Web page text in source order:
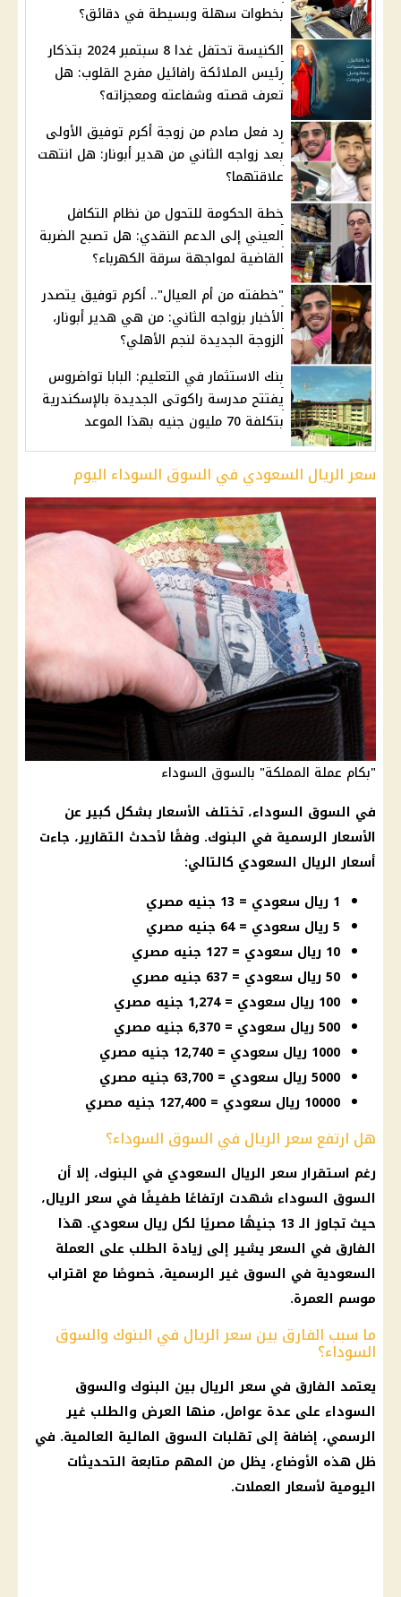
بخطوات سهلة وبسيطة في دقائق؟
الكنيسة تحتفل غدا 8 سبتمبر 2024 بتذكار
رئيس الملائكة رافائيل مفرح القلوب: هل
تعرف قصته وشفاعته ومعجزاته؟
رد فعل صادم من زوجة أكرم توفيق الأولى
بعد زواجه الثاني من هدير أبونار: هل انتهت
علاقتهما؟
خطة الحكومة للتحول من نظام التكافل
العيني إلى الدعم النقدي: هل تصبح الضربة
القاضية لمواجهة سرقة الكهرباء؟
"خطفته من أم العيال".. أكرم توفيق يتصدر
الأخبار بزواجه الثاني: من هي هدير أبونار،
الزوجة الجديدة لنجم الأهلي؟
بنك الاستثمار في التعليم: البابا تواضروس
يفتتح مدرسة راكوتى الجديدة بالإسكندرية
بتكلفة 70 مليون جنيه بهذا الموعد
سعر الريال السعودي في السوق السوداء اليوم
"بكام عملة المملكة" بالسوق السوداء
في السوق السوداء، تختلف الأسعاربشكل كبير عن
الأسعارالرسمية في البنوك. وفقًا لأحدث التقارير، جاءت
أسعارالريال السعودي كالتالي:
1 ريال سعودي = 13 جنيه مصري
5 ريال سعودي = 64 جنيه مصري
10 ريال سعودي = 127 جنيه مصري
50 ريال سعودي = 637 جنيه مصري
100 ريال سعودي = 1,274 جنيه مصري
500 ريال سعودي = 6,370 جنيه مصري
1000 ريال سعودي = 12,740 جنيه مصري
5000 ريال سعودي = 63,700 جنيه مصري
10000 ريال سعودي = 127,400 جنيه مصري
هل ارتفع سعر الريال في السوق السوداء؟
رغم استقرار سعر الريال السعودي في البنوك، إلا أن
السوق السوداء شهدت ارتفاعًا طفيفًا في سعر الريال،
حيث تجاوز الـ 13 جنيهًا مصريًا لكل ريال سعودي. هذا
الفارق في السعر يشير إلى زيادة الطلب على العملة
السعودية في السوق غير الرسمية، خصوصًا مع اقتراب
موسم العمرة.
ما سبب الفارق بين سعر الريال في البنوك والسوق
السوداء؟
يعتمد الفارق في سعر الريال بين البنوك والسوق
السوداء على عدة عوامل، منها العرض والطلب غير
الرسمي، إضافة إلى تقلبات السوق المالية العالمية. في
ظل هذه الأوضاع، يظل من المهم متابعة التحديثات
اليومية لأسعارالعملات.